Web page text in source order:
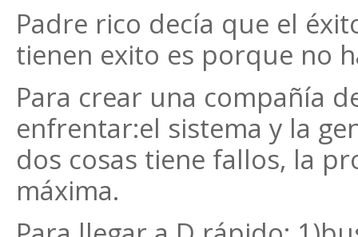
Padre rico decía que el
tienen exito es porque no
Para crear una compañía
enfrentar:el sistema y la
dos cosas tiene fallos, la
máxima.